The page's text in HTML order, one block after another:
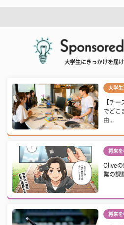
大学生にきっかけを届
大学生
【チ
でどこ
由...
将来を
Oliveの
業の課
将来を